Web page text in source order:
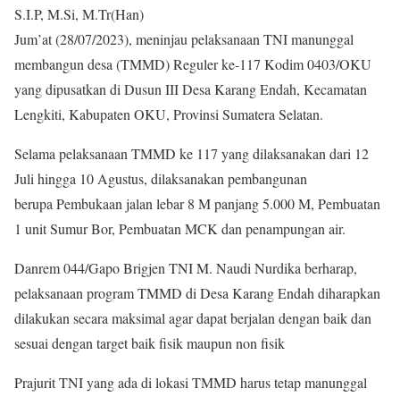
S.I.P, M.Si, M.Tr(Han)
Jum’at (28/07/2023), meninjau pelaksanaan TNI manunggal
membangun desa (TMMD) Reguler ke-117 Kodim 0403/OKU
yang dipusatkan di Dusun III Desa Karang Endah, Kecamatan
Lengkiti, Kabupaten OKU, Provinsi Sumatera Selatan.
Selama pelaksanaan TMMD ke 117 yang dilaksanakan dari 12
Juli hingga 10 Agustus, dilaksanakan pembangunan
berupa Pembukaan jalan lebar 8 M panjang 5.000 M, Pembuatan
1 unit Sumur Bor, Pembuatan MCK dan penampungan air.
Danrem 044/Gapo Brigjen TNI M. Naudi Nurdika berharap,
pelaksanaan program TMMD di Desa Karang Endah diharapkan
dilakukan secara maksimal agar dapat berjalan dengan baik dan
sesuai dengan target baik fisik maupun non fisik
Prajurit TNI yang ada di lokasi TMMD harus tetap manunggal